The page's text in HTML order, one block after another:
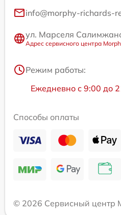
info@morphy-richards-
ул. Марселя
Адрес сервисного центра
Режим работы:
Ежедневно с 9:00 до
Способы оплаты
© 2026 Сервисный центр